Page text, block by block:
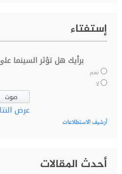
إستفتاء
برأيك هل تؤثر السينما
نعم
لا
عرض
أرشيف الاستطلاعات
أحدث المقالات